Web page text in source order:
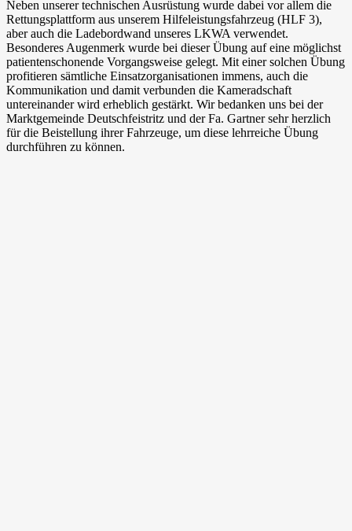
mit
dem
Roten
Kreuz
–
Personenrettung
aus
LKW
Neben unserer technischen Ausrüstung wurde dabei vor allem die
Rettungsplattform aus unserem Hilfeleistungsfahrzeug (HLF 3),
aber auch die Ladebordwand unseres LKWA verwendet.
Besonderes Augenmerk wurde bei dieser Übung auf eine möglichst
patientenschonende Vorgangsweise gelegt. Mit einer solchen Übung
profitieren sämtliche Einsatzorganisationen immens, auch die
Kommunikation und damit verbunden die Kameradschaft
untereinander wird erheblich gestärkt. Wir bedanken uns bei der
Marktgemeinde Deutschfeistritz und der Fa. Gartner sehr herzlich
für die Beistellung ihrer Fahrzeuge, um diese lehrreiche Übung
durchführen zu können.